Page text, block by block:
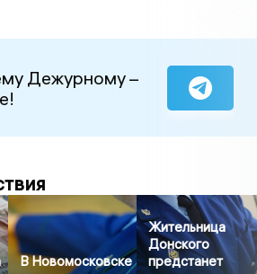
Дежурному –
В Новомосковске
Жительница
Донского
предстанет